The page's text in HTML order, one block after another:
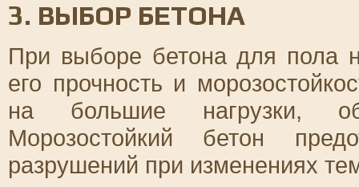
3. ВЫБОР БЕТОНА
При выборе бетона для пола
его прочность и
на большие нагрузки,
Морозостойкий бетон
разрушений при изменениях